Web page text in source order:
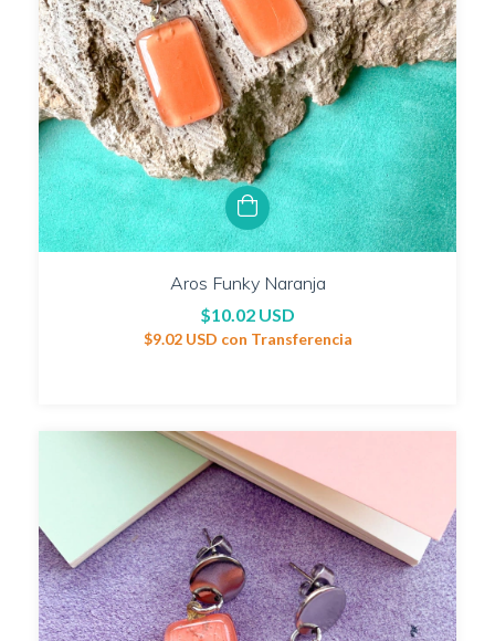
Aros Funky Naranja
$10.02 USD
$9.02 USD con Transferencia